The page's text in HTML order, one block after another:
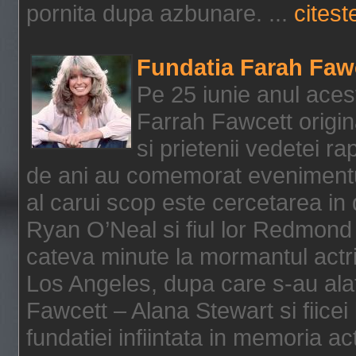
pornita dupa azbunare. ...
Fundatia Farah
Pe 25 iunie anul
Farrah Fawcett
si prietenii vedetei
de ani au comemorat
al carui scop este cercetarea
Ryan O’Neal si fiul lor
cateva minute la mormantul
Los Angeles, dupa care s-au
Fawcett – Alana Stewart si fiicei
fundatiei infiintata in memoria